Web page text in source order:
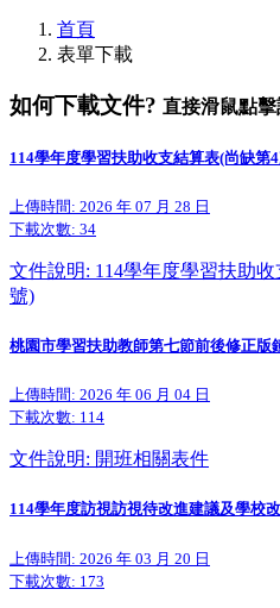
首頁
表單下載
如何下載文件? 直接滑鼠點
114學年度學習扶助收支結算表(尚缺第
上傳時間: 2026 年 07 月 28 日
下載次數: 34
文件說明: 114學年度學習扶助
號)
桃園市學習扶助教師第七節前後修正版
上傳時間: 2026 年 06 月 04 日
下載次數: 114
文件說明: 開班相關表件
114學年度訪視訪視待改進建議及學校
上傳時間: 2026 年 03 月 20 日
下載次數: 173